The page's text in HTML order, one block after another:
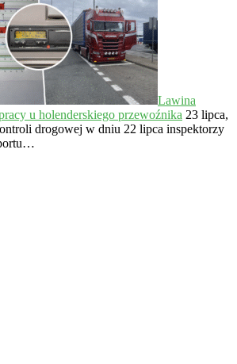
Lawina
u holenderskiego przewoźnika 23 lipca,
drogowej w dniu 22 lipca inspektorzy